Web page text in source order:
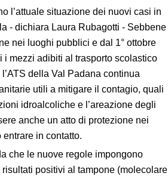
l’attuale situazione dei nuovi casi in
- dichiara Laura Rubagotti - Sebbene
nei luoghi pubblici e dal 1° ottobre
mezzi adibiti al trasporto scolastico
della Val Padana continua
utili a mitigare il contagio, quali
idroalcoliche e l’areazione degli
anche un atto di protezione nei
in contatto.
che le nuove regole impongono
positivi al tampone (molecolare